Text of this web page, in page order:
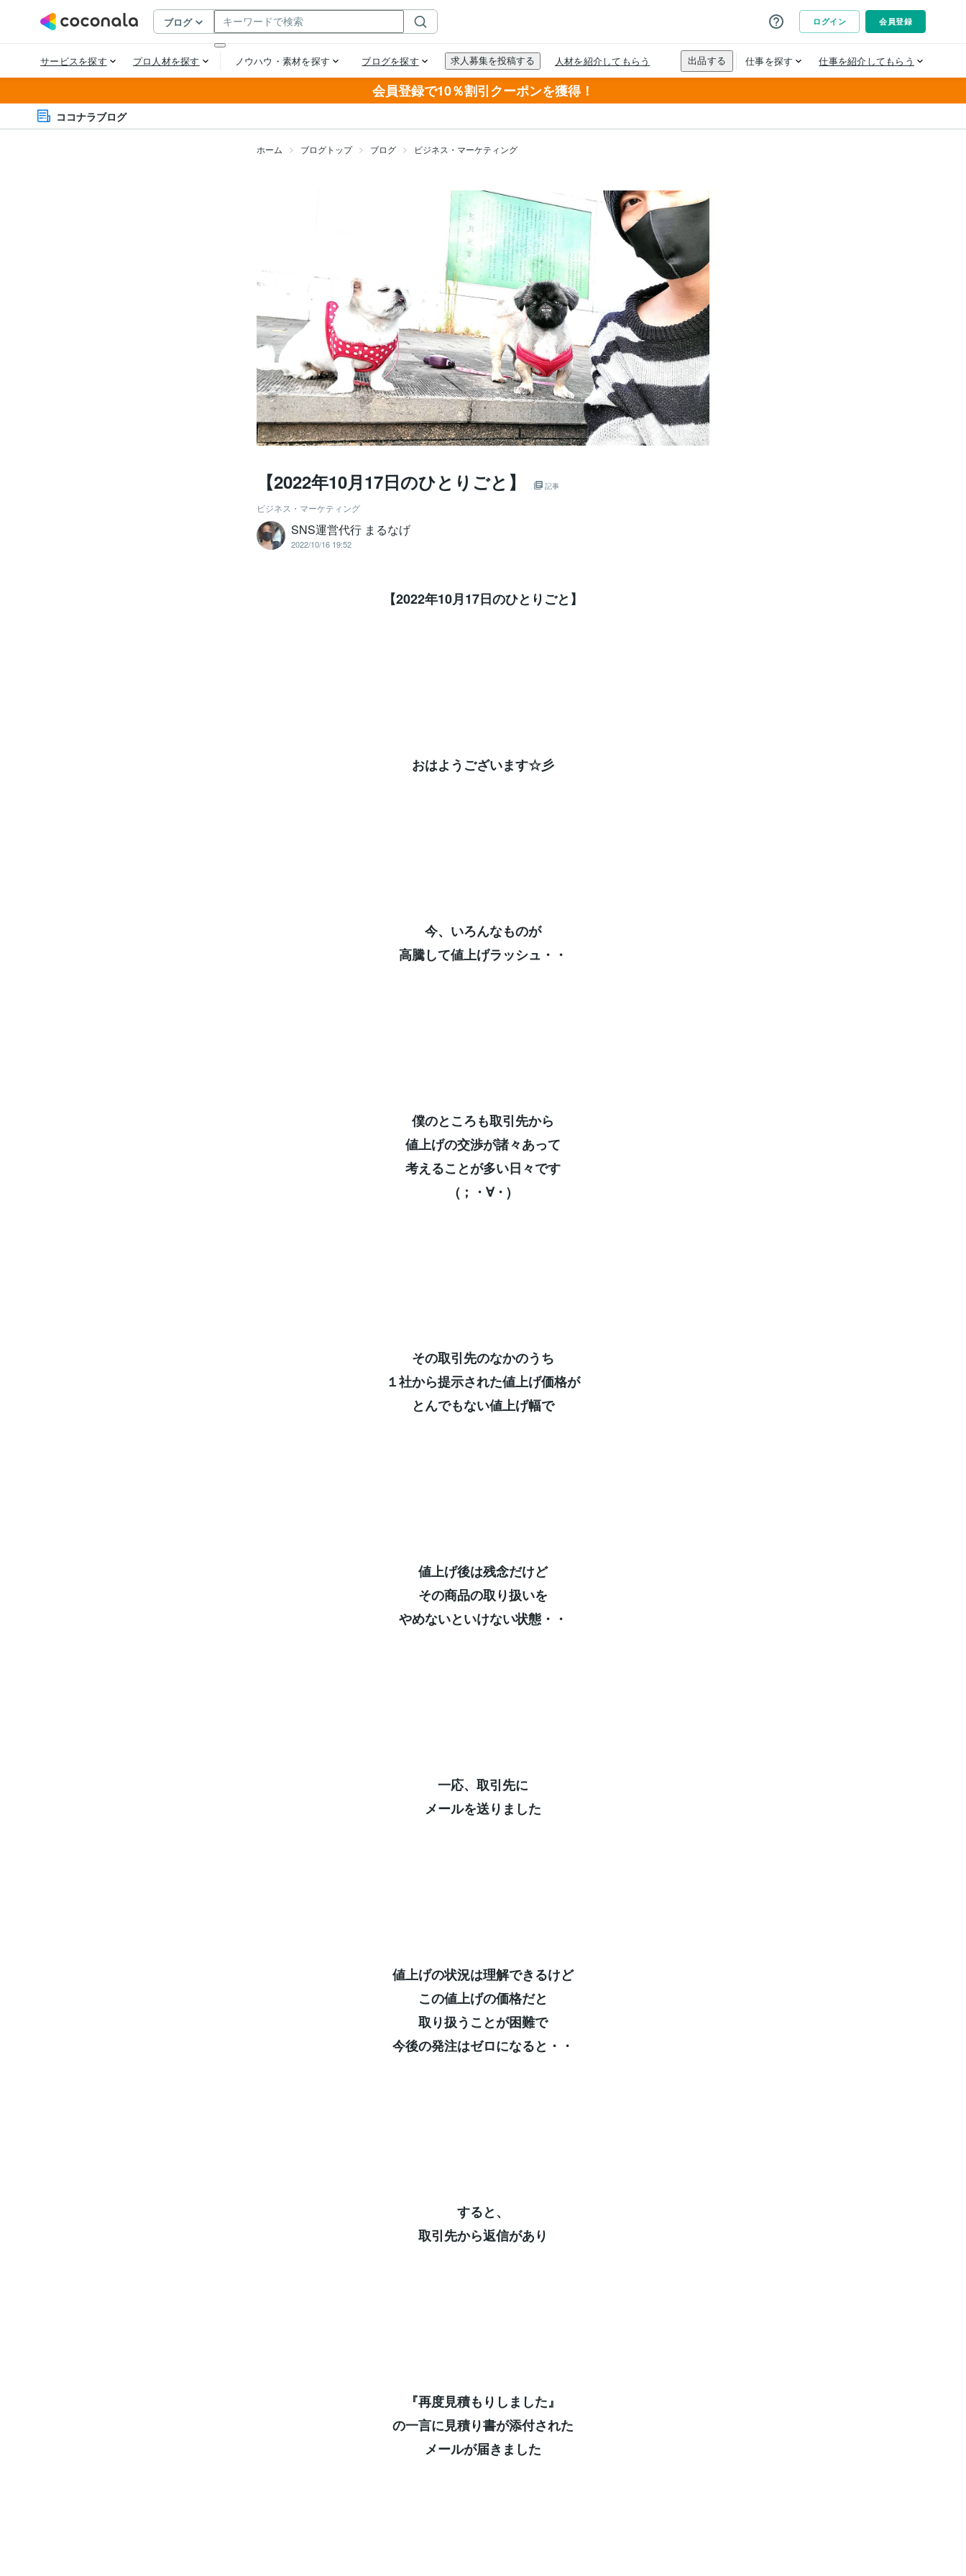
会員登録で10％割引クーポンを獲得！
ココナラブログ
ホーム ブログトップ ブログ ビジネス・マーケティング
【2022年10月17日のひとりごと】⁡ 記事
ビジネス・マーケティング
SNS運営代行 まるなげ
2022/10/16 19:52
【2022年10月17日のひとりごと】⁡
おはようございます☆彡⁡
今、いろんなものが⁡
高騰して値上げラッシュ・・⁡
僕のところも取引先から⁡
値上げの交渉が諸々あって⁡
考えることが多い日々です⁡
(；・∀・)⁡
その取引先のなかのうち⁡
１社から提示された値上げ価格が⁡
とんでもない値上げ幅で⁡
値上げ後は残念だけど⁡
その商品の取り扱いを⁡
やめないといけない状態・・⁡
一応、取引先に⁡
メールを送りました⁡
値上げの状況は理解できるけど⁡
この値上げの価格だと⁡
取り扱うことが困難で⁡
今後の発注はゼロになると・・⁡
すると、⁡
取引先から返信があり⁡
『再度見積もりしました』⁡
の一言に見積り書が添付された⁡
メールが届きました⁡